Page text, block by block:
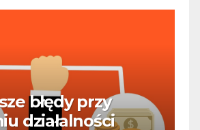
błędy przy
działalności